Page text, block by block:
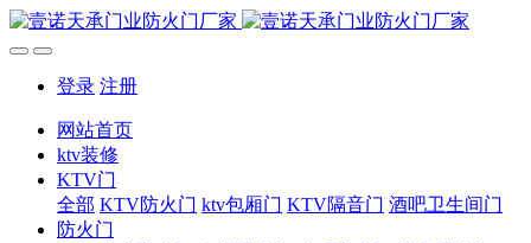
登录 注册
网站首页
ktv装修
KTV门
全部 KTV防火门 ktv包厢门 KTV隔音门 酒吧卫生间门
防火门